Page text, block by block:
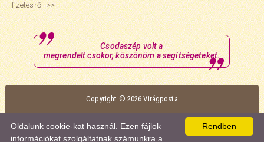
fizetésről. >>
Csodaszép volt a
megrendelt csokor, köszönöm a segítségeteket.
Copyright © 2026 Virágposta
Oldalunk optimális megtekintéséhez a Mozilla Firefox vagy a Google Chrome
böngészőt ajánljuk.
Rendben
Oldalunk cookie-kat használ. Ezen fájlok
információkat szolgáltatnak számunkra a